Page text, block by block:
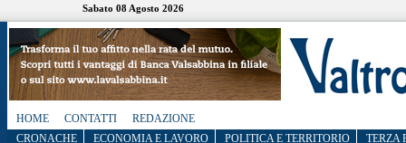
Sabato 08 Agosto 2026
HOME CONTATTI
REDAZIONE
CRONACHE
ECONOMIA E LAVORO POLITICA E TERRITORIO TERZA